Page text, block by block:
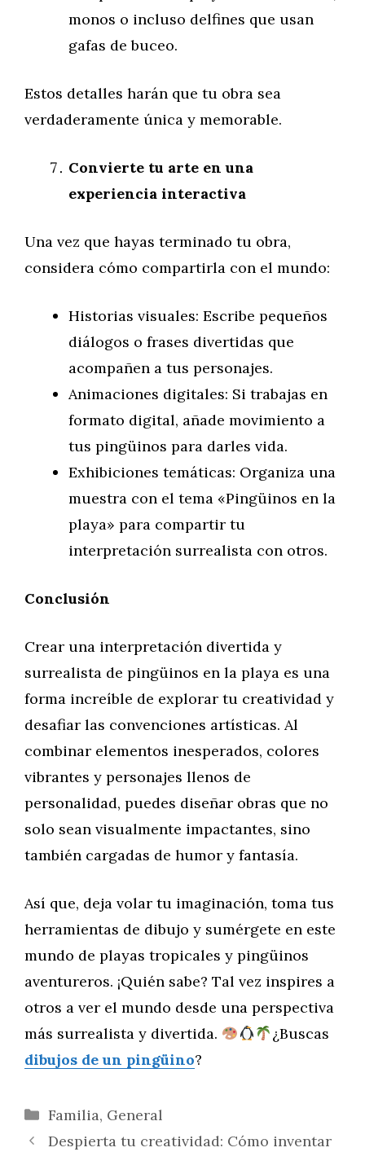
monos o incluso delfines que usan
gafas de buceo.
Estos detalles harán que tu obra sea
verdaderamente única y memorable.
Convierte tu arte en una
experiencia interactiva
Una vez que hayas terminado tu obra,
considera cómo compartirla con el mundo:
Historias visuales: Escribe pequeños
diálogos o frases divertidas que
acompañen a tus personajes.
Animaciones digitales: Si trabajas en
formato digital, añade movimiento a
tus pingüinos para darles vida.
Exhibiciones temáticas: Organiza una
muestra con el tema «Pingüinos en la
playa» para compartir tu
interpretación surrealista con otros.
Conclusión
Crear una interpretación divertida y
surrealista de pingüinos en la playa es una
forma increíble de explorar tu creatividad y
desafiar las convenciones artísticas. Al
combinar elementos inesperados, colores
vibrantes y personajes llenos de
personalidad, puedes diseñar obras que no
solo sean visualmente impactantes, sino
también cargadas de humor y fantasía.
Así que, deja volar tu imaginación, toma tus
herramientas de dibujo y sumérgete en este
mundo de playas tropicales y pingüinos
aventureros. ¡Quién sabe? Tal vez inspires a
otros a ver el mundo desde una perspectiva
más surrealista y divertida.
¿Buscas
dibujos de un pingüino?
Categorías
Familia, General
Despierta tu creatividad: Cómo inventar